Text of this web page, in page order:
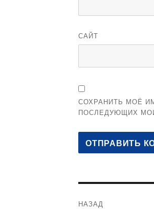
САЙТ
СОХРАНИТЬ МОЁ
ПОСЛЕДУЮЩИХ
НАЗАД